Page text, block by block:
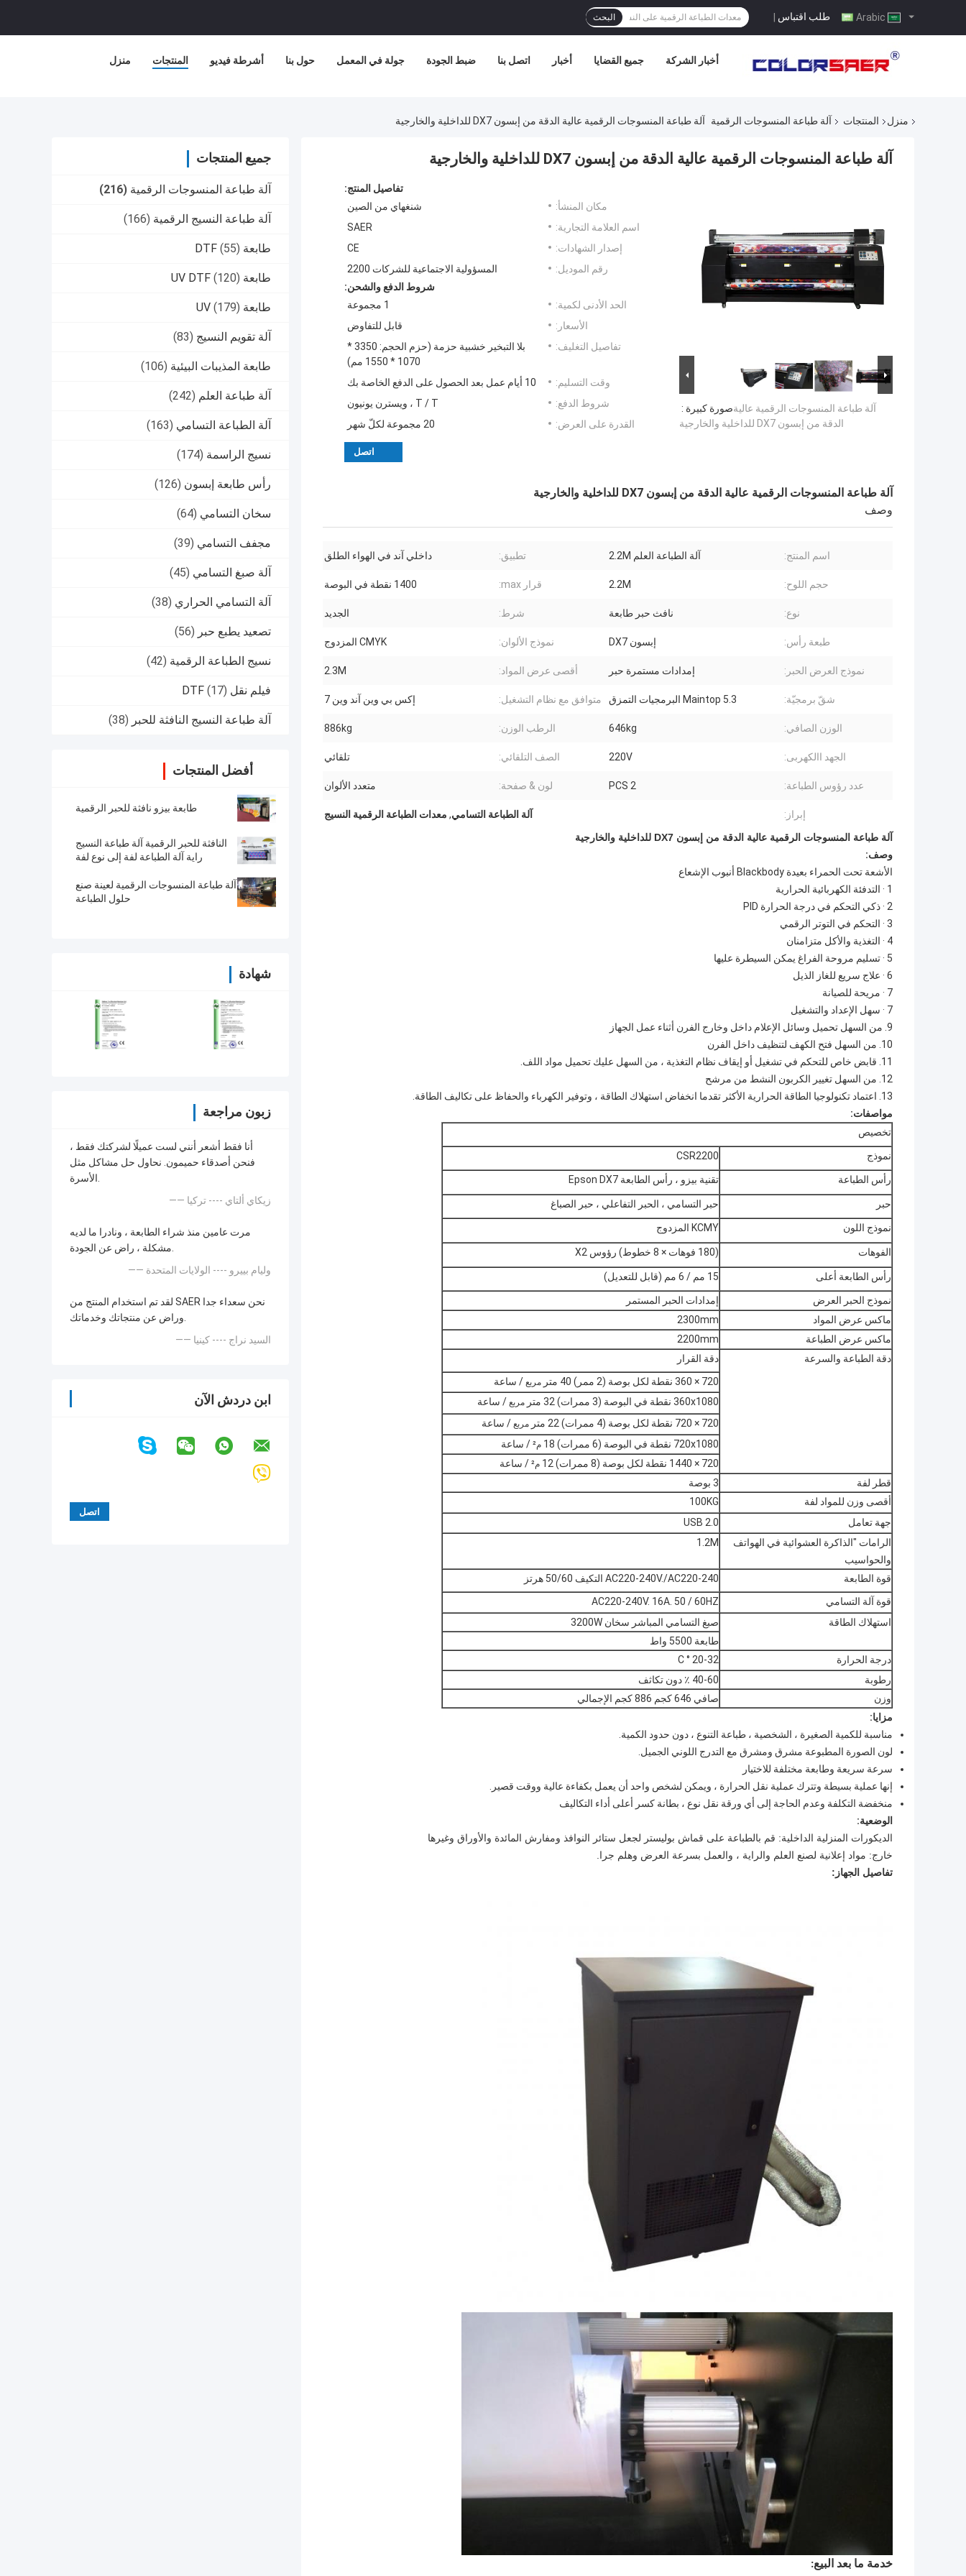
طلب اقتباس | البحث
منزل المنتجات أشرطة فيديو حول بنا جولة في المعمل ضبط الجودة اتصل بنا أخبار جميع القضايا أخبار الشركة
منزل المنتجات آلة طباعة المنسوجات الرقمية آلة طباعة المنسوجات الرقمية عالية الدقة من إبسون DX7 للداخلية والخارجية
جميع المنتجات
آلة طباعة المنسوجات الرقمية (216)
آلة طباعة النسيج الرقمية (166)
طابعة DTF (55)
طابعة UV DTF (120)
طابعة UV (179)
آلة تقويم النسيج (83)
طابعة المذيبات البيئية (106)
آلة طباعة العلم (242)
آلة الطباعة التسامي (163)
نسيج الراسمة (174)
رأس طابعة إبسون (126)
سخان التسامي (64)
مجفف التسامي (39)
آلة صبغ التسامي (45)
آلة التسامي الحراري (38)
تصعيد يطبع حبر (56)
نسيج الطباعة الرقمية (42)
فيلم نقل DTF (17)
آلة طباعة النسيج النافثة للحبر (38)
أفضل المنتجات
طابعة بيزو نافثة للحبر الرقمية
النافثة للحبر الرقمية آلة طباعة النسيج
راية آلة الطباعة لفة إلى نوع لفة
آلة طباعة المنسوجات الرقمية لعينة صنع
حلول الطباعة
شهادة
زبون مراجعة
أنا فقط أشعر أنني لست عميلًا لشركتك فقط ،
فنحن أصدقاء حميمون. نحاول حل مشاكل مثل
الأسرة.
—— زيكاي ألتاي ---- تركيا
مرت عامين منذ شراء الطابعة ، ونادرا ما لديه
مشكلة ، راض عن الجودة.
—— وليام بييرو ---- الولايات المتحدة
لقد تم استخدام المنتج من SAER نحن سعداء جدا
وراض عن منتجاتك وخدماتك.
—— السيد نراج ---- كينيا
ابن دردش الآن
آلة طباعة المنسوجات الرقمية عالية الدقة من إبسون DX7 للداخلية والخارجية
صورة كبيرة :آلة طباعة المنسوجات الرقمية عالية
الدقة من إبسون DX7 للداخلية والخارجية
تفاصيل المنتج:
مكان المنشأ:
شنغهاي من الصين
اسم العلامة التجارية:
SAER
إصدار الشهادات:
CE
رقم الموديل:
المسؤولية الاجتماعية للشركات 2200
شروط الدفع والشحن:
الحد الأدنى لكمية:
1 مجموعة
الأسعار:
قابل للتفاوض
تفاصيل التغليف:
بلا التبخير خشبية حزمة (حزم الحجم: 3350 *
1070 * 1550 مم)
وقت التسليم:
10 أيام عمل بعد الحصول على الدفع الخاصة بك
شروط الدفع:
T / T ، ويسترن يونيون
القدرة على العرض:
20 مجموعة لكلّ شهر
اتصل
آلة طباعة المنسوجات الرقمية عالية الدقة من إبسون DX7 للداخلية والخارجية
وصف
اسم المنتج: آلة الطباعة العلم 2.2M تطبيق: داخلي آند في الهواء الطلق
حجم اللوح: 2.2M قرار max: 1400 نقطة في البوصة
نوع: نافث حبر طابعة شرط: الجديد
طبعة رأس: إبسون DX7 نموذج الألوان: CMYK المزدوج
نموذج العرض الحبر: إمدادات مستمرة حبر أقصى عرض المواد: 2.3M
شقّ برمجيّة: Maintop 5.3 البرمجيات التمزق متوافق مع نظام التشغيل: إكس بي وين آند وين 7
الوزن الصافي: 646kg الرطب الوزن: 886kg
الجهد االكهربى: 220V الصف التلقائي: تلقائي
عدد رؤوس الطباعة: 2 PCS لون & صفحة: متعدد الألوان
إبراز: آلة الطباعة التسامي, معدات الطباعة الرقمية النسيج
آلة طباعة المنسوجات الرقمية عالية الدقة من إبسون DX7 للداخلية والخارجية
وصف:
الأشعة تحت الحمراء بعيدة Blackbody أنبوب الإشعاع
1 · التدفئة الكهربائية الحرارية
2 · ذكي التحكم في درجة الحرارة PID
3 · التحكم في التوتر الرقمي
4 · التغذية والأكل متزامنان
5 · تسليم مروحة الفراغ يمكن السيطرة عليها
6 · علاج سريع للغاز الذيل
7 · مريحة للصيانة
7 · سهل الإعداد والتشغيل
9. من السهل تحميل وسائل الإعلام داخل وخارج الفرن أثناء عمل الجهاز
10. من السهل فتح الكهف لتنظيف داخل الفرن
11. قابض خاص للتحكم في تشغيل أو إيقاف نظام التغذية ، من السهل عليك تحميل مواد اللف.
12. من السهل تغيير الكربون النشط من مرشح
13. اعتماد تكنولوجيا الطاقة الحرارية الأكثر تقدما انخفاض استهلاك الطاقة ، وتوفير الكهرباء والحفاظ على تكاليف الطاقة.
مواصفات:
تخصيص
نموذج CSR2200
رأس الطباعة تقنية بيزو ، رأس الطابعة Epson DX7
حبر حبر التسامي ، الحبر التفاعلي ، حبر الصباغ
نموذج اللون KCMY المزدوج
الفوهات (180 فوهات × 8 خطوط) رؤوس X2
رأس الطابعة أعلى 15 مم / 6 مم (قابل للتعديل)
نموذج الحبر العرض
إمدادات الحبر المستمر
ماكس عرض المواد
2300mm
ماكس عرض الطباعة
2200mm
دقة الطباعة والسرعة
دقة القرار
720 × 360 نقطة لكل بوصة (2 ممر) 40 متر
مربع / ساعة
360x1080 نقطة في البوصة (3 ممرات) 32 متر
مربع / ساعة
720 × 720 نقطة لكل بوصة (4 ممرات) 22 متر
مربع / ساعة
720x1080 نقطة في البوصة (6 ممرات) 18
م²
/ ساعة
720 × 1440 نقطة لكل بوصة (8 ممرات) 12
م²
/ ساعة
قطر لفة
3 بوصة
أقصى وزن للمواد لفة
100KG
جهة تعامل
USB 2.0
الرامات "الذاكرة العشوائية في الهواتف
والحواسيب
1.2M
قوة الطابعة
AC220-240V./AC220-240 التكيف 50/60 هرتز
قوة آلة التسامي
AC220-240V. 16A. 50 / 60HZ
استهلاك الطاقة
صبغ التسامي المباشر سخان 3200W
طابعة 5500 واط
درجة الحرارة
20-32 ° C
رطوبة
40-60 ٪ دون تكاثف
وزن
صافي 646 كجم 886 كجم الإجمالي
مزايا:
مناسبة للكمية الصغيرة ، الشخصية ، طباعة التنوع ، دون حدود الكمية.
لون الصورة المطبوعة مشرق ومشرق مع التدرج اللوني الجميل.
سرعة سريعة وطابعة مختلفة للاختيار
إنها عملية بسيطة وتترك عملية نقل الحرارة ، ويمكن لشخص واحد أن يعمل بكفاءة عالية ووقت قصير.
منخفضة التكلفة وعدم الحاجة إلى أي ورقة نقل نوع ، بطانة كسر أعلى أداء التكاليف
الوضعية:
الديكورات المنزلية الداخلية: قم بالطباعة على قماش بوليستر لجعل ستائر النوافذ ومفارش المائدة والأوراق وغيرها
خارج: مواد إعلانية لصنع العلم والراية ، والعمل بسرعة العرض وهلم جرا.
تفاصيل الجهاز:
خدمة ما بعد البيع: